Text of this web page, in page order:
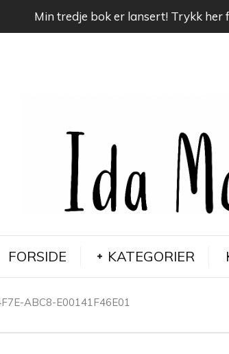
FORSIDE KATEGORIER
ABC8-E00141F46E01
Min tredje bok er lansert! Trykk her